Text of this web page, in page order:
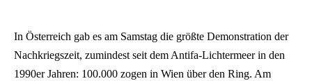
In Österreich gab es am Samstag die größte Demonstration der
Nachkriegszeit, zumindest seit dem Antifa-Lichtermeer in den
1990er Jahren: 100.000 zogen in Wien über den Ring. Am